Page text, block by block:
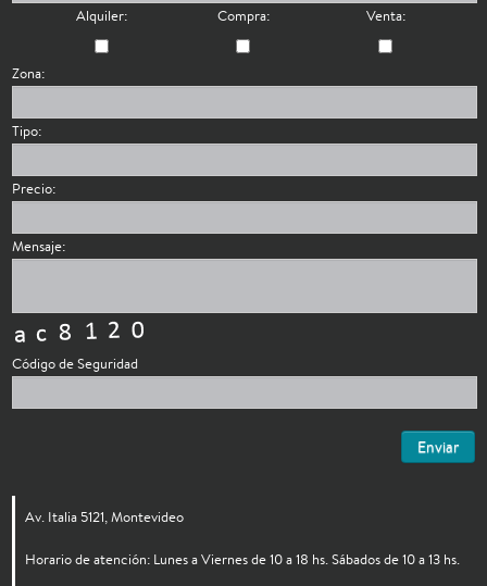
Alquiler: Compra: Venta:
Zona:
Tipo:
Precio:
Mensaje:
Código de Seguridad
Enviar
Av. Italia 5121, Montevideo
Horario de atención: Lunes a Viernes de 10 a 18 hs. Sábados de 10 a 13 hs.